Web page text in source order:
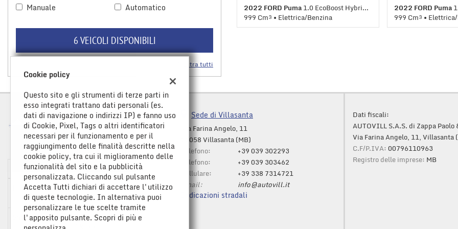
Manuale
Automatico
6 VEICOLI DISPONIBILI
Mostra tutti
2022 FORD Puma1.0 EcoBoost Hybrid 125CV autTitanium*PREZZO REALE
999 Cm³ • Elettrica/Benzina
Climatizzatore • Controllo trazione •
Immobilizzatore elettronico • Park
Distance Control • Regolazione elettrica
sedili • Sedile posteriore sdoppiato •
Sensori di parcheggio posteriori •
Servosterzo • Navigatore satellitare •
Specchietti laterali elettrici
2022 FORD Puma1.0
999 Cm³ •
Climatizzatore •
Distance Control •
sedili • Sedile
Sensori di
Servosterzo •
Specchietti laterali
Orario apertura
Lun-Ven:
9:00-12:30 / 14:30-
19:00
Sab:
9:00-12:30 / 14:30-
Sede di Villasanta
Via Farina Angelo, 11
20058 Villasanta (MB)
Telefono:
+39 039 302293
Telefono:
+39 039 303462
Cellulare:
+39 338 7314721
Email:
info@autovill.it
Indicazioni stradali
Dati fiscali:
AUTOVILL S.A.S. di Zappa Paolo
Via Farina Angelo, 11, Villasanta
C.F/P.IVA:00796110963
Registro delle imprese: MB
Cookie policy
Questo sito e gli strumenti di terze parti in
esso integrati trattano dati personali (es.
dati di navigazione o indirizzi IP) e fanno uso
di Cookie, Pixel, Tags o altri identificatori
necessari per il funzionamento e per il
raggiungimento delle finalità descritte nella
cookie policy, tra cui il miglioramento delle
funzionalità del sito e la pubblicità
personalizzata. Cliccando sul pulsante
Accetta Tutti dichiari di accettare l'utilizzo
di queste tecnologie. In alternativa puoi
personalizzare le tue scelte tramite
l'apposito pulsante. Scopri di più e
questi
di
si
rimanda
alla
cookie
policy.
Puoi
rivedere
modificare
scelte
qualsiasi
momento.
Leggi